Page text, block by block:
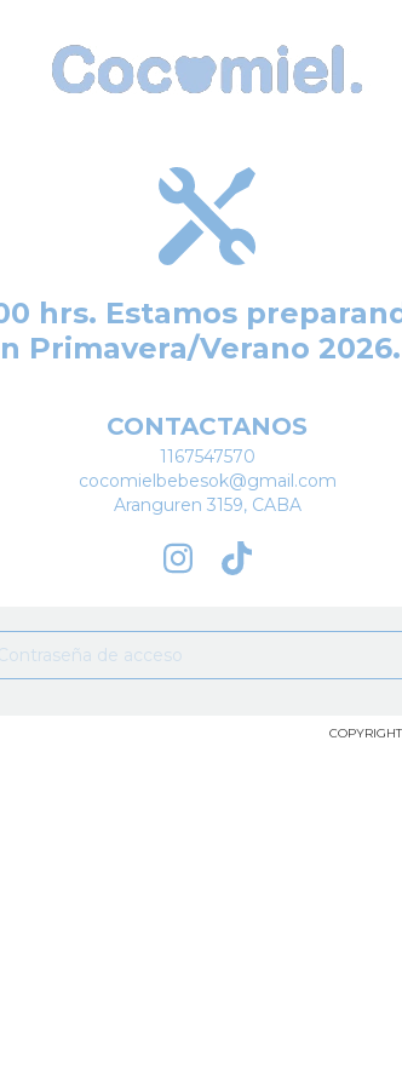
hrs. Estamos
Primavera/Verano 2026.
CONTACTANOS
1167547570
cocomielbebesok@gmail.com
Aranguren 3159, CABA